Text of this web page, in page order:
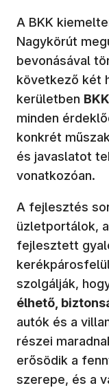
A BKK
Nagykörút
bevonásával
következő két
kerületben
minden
konkrét
és javaslatot
vonatkozóan.
A fejlesztés
üzletportálok,
fejlesztett
szolgálják,
élhető,
autók és a
részei
erősödik a
szerepe, és a